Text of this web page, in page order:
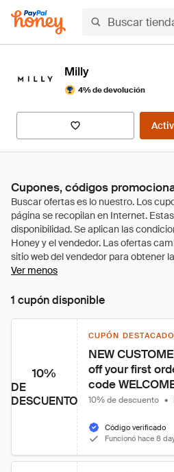
Milly
4% de devolución
Cupones, códigos
Ver menos
1 cupón disponible
10%
DE
DESCUENTO
CUPÓN DESTACADO
NEW
off your first
code
10% de descuento •
Código verificado
Funcionó hace 8